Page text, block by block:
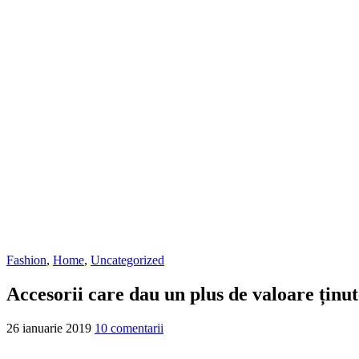
Fashion, Home, Uncategorized
Accesorii care dau un plus de valoare
26 ianuarie 2019 10 comentarii